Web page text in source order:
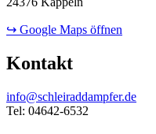
↪ Google Maps öffnen
Kontakt
info@schleiraddampfer.de
Tel: 04642-6532